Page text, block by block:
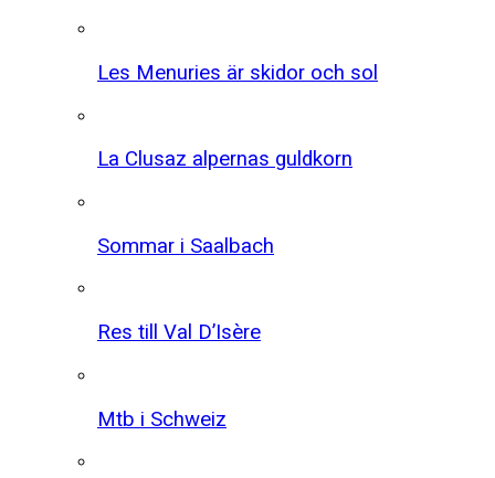
Les Menuries är skidor och sol
La Clusaz alpernas guldkorn
Sommar i Saalbach
Res till Val D’Isère
Mtb i Schweiz